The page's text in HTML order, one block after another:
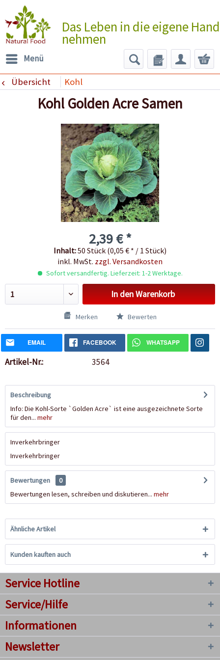
Das Leben in die eigene Hand
nehmen
Menü
Übersicht Kohl
Kohl Golden Acre Samen
2,39 € *
Inhalt:50 Stück (0,05 € * / 1 Stück)
inkl. MwSt. zzgl. Versandkosten
Sofort versandfertig. Lieferzeit: 1-2 Werktage.
In denWarenkorb
Merken Bewerten
EMAIL FACEBOOK WHATSAPP
Artikel-Nr.: 3564
Beschreibung
Info: Die Kohl-Sorte `Golden Acre` ist eine ausgezeichnete Sorte
für den... mehr
Inverkehrbringer
Inverkehrbringer
Bewertungen
0
Bewertungen lesen, schreiben und diskutieren... mehr
Ähnliche Artikel
Kunden kauften auch
Service Hotline
Service/Hilfe
Informationen
Newsletter